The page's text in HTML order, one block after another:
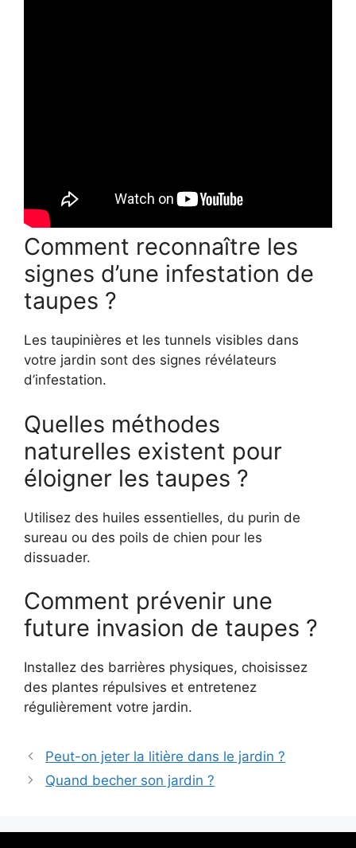
Comment reconnaître les
signes d’une infestation de
taupes ?
Les taupinières et les tunnels visibles dans
votre jardin sont des signes révélateurs
d’infestation.
Quelles méthodes
naturelles existent pour
éloigner les taupes ?
Utilisez des huiles essentielles, du purin de
sureau ou des poils de chien pour les
dissuader.
Comment prévenir une
future invasion de taupes ?
Installez des barrières physiques, choisissez
des plantes répulsives et entretenez
régulièrement votre jardin.
Peut-on jeter la litière dans le jardin ?
Quand becher son jardin ?